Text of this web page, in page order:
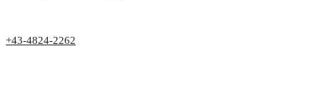
+43-4824-2262